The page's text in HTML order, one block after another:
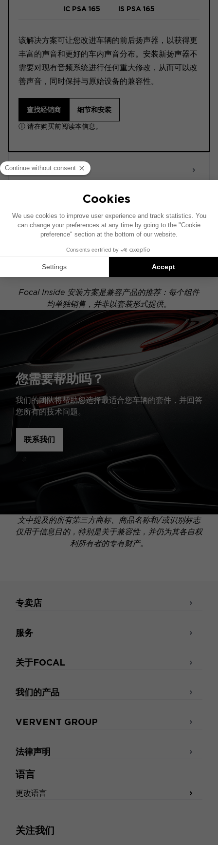
IC PSA 165 IS PSA 165
该解决方案可让您改进车辆的前后扬声器，以获得更
丰富的声音和更好的车内声音分布。安装新扬声器不
需要对现有音频系统进行任何重大修改，从而可以改
善声音，同时保持与原始设备的兼容性。
查找经销商 细节和安装
ⓘ 请在购买前阅读本信息。
ACTIVE
此安装示意图基于配有原厂音响系统的车辆绘制。如果
您的车辆配有特定的高保真选装配置，图中所示组件的
Focal Inside 安装方案是兼容产品的推荐：每个组件
均单独销售，并非以套装形式提供。
您需要帮助吗？
我们的团队将帮助您选择最适合您车辆的套件，并回答
您所有的技术问题。
联系我们
文中提及的所有第三方商标、商品名称和/或识别标志
仅用于信息目的，特别是关于兼容性，并仍为其各自权
利所有者的专有财产。
语言
更改语言
关注我们
专卖店
服务
关于FOCAL
我们的产品
VERVENT GROUP
法律声明